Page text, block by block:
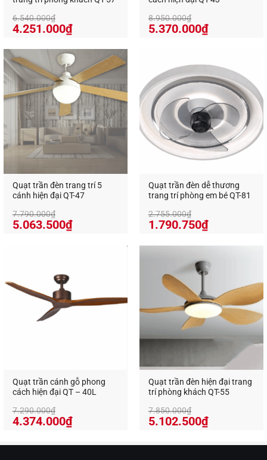
6.540.000₫
Giá
là:
6.540.000₫.
4.251.000₫Giá
hiện
tại
là:
4.251.000₫.
8.950.000₫
Giá
8.950.000₫.
5.370.000₫Giá
hiện
là:
Quạt trần đèn trang trí 5
cánh hiện đại QT-47
7.790.000₫
Giá
5.063.500₫Giá
hiện
Quạt trần đèn dễ thương
trang trí phòng em bé QT-81
2.755.000₫
Giá
là:
2.755.000₫.
1.790.750₫Giá
hiện
tại
là:
Quạt trần cánh gỗ phong
cách hiện đại QT – 40L
7.290.000₫
Giá
là:
4.374.000₫Giá
hiện
tại
Quạt trần đèn hiện đại trang
trí phòng khách QT-55
7.850.000₫
Giá
là:
5.102.500₫Giá
hiện
tại